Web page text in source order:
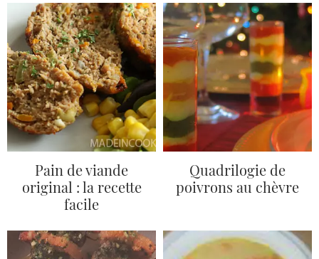
Pain de viande
original : la recette
facile
Quadrilogie de
poivrons au chèvre